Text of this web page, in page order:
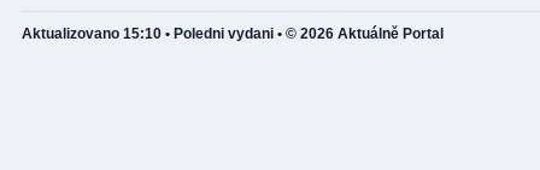
Aktualizovano 15:10 • Poledni vydani • © 2026 Aktuálně Portal